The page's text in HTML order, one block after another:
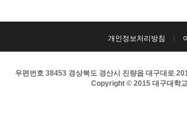
개인정보처리방침
우편번호 38453 경상북도 경산시 진량읍 대구대로
Copyright © 2015 대구대학